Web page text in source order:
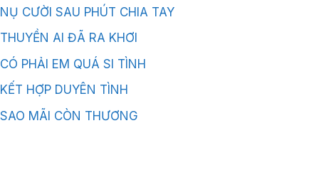
NỤ CƯỜI SAU PHÚT CHIA TAY
THUYỀN AI ĐÃ RA KHƠI
CÓ PHẢI EM QUÁ SI TÌNH
KẾT HỢP DUYÊN TÌNH
SAO MÃI CÒN THƯƠNG